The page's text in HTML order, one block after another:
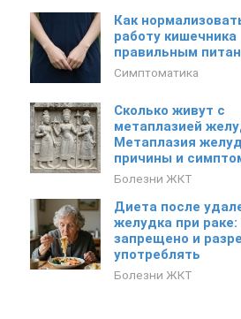
Как
работу кишечника
правильным
Симптоматика
Сколько живут с
метаплазией
Метаплазия
причины и
Болезни ЖКТ
Диета после
желудка при раке:
запрещено и
употреблять
Болезни ЖКТ